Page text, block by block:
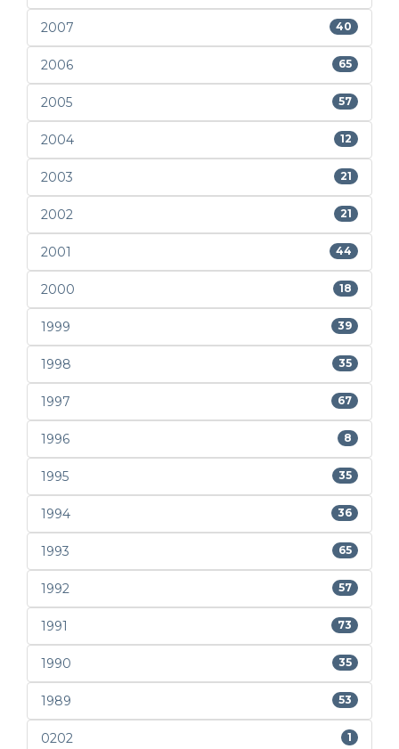
2007 40
2006 65
2005 57
2004 12
2003 21
2002 21
2001 44
2000 18
1999 39
1998 35
1997 67
1996 8
1995 35
1994 36
1993 65
1992 57
1991 73
1990 35
1989 53
0202 1